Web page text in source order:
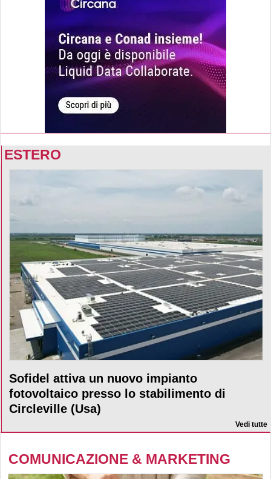
ESTERO
Sofidel attiva un nuovo impianto
fotovoltaico presso lo stabilimento di
Circleville (Usa)
Vedi tutte
COMUNICAZIONE & MARKETING